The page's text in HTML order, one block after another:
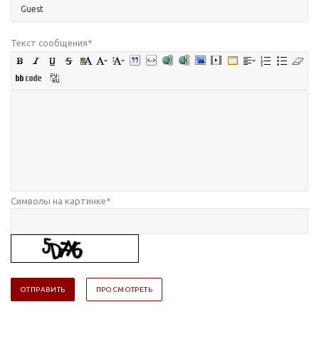
Текст сообщения*
Символы на картинке*